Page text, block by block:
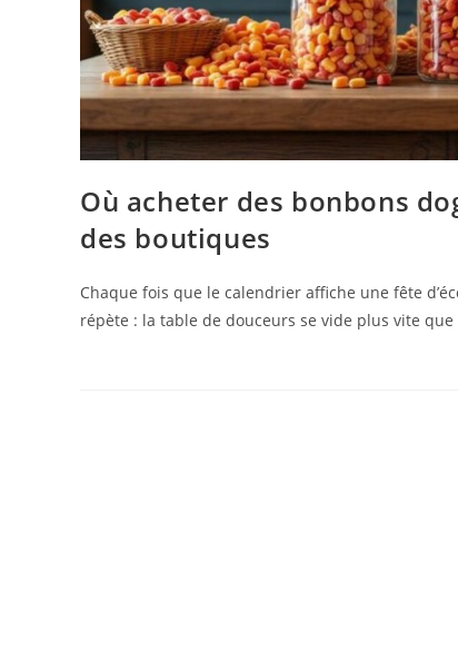
Où acheter des bonbons
des boutiques
Chaque fois que le calendrier affiche une fête
répète : la table de douceurs se vide plus vite